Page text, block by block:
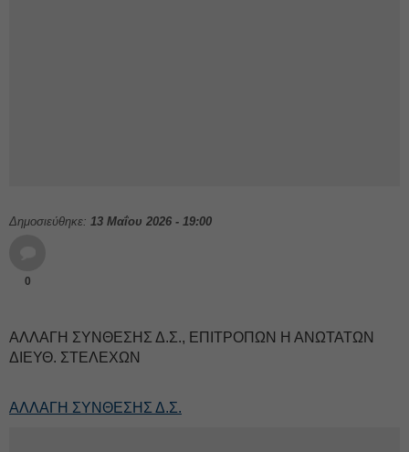
Δημοσιεύθηκε: 13 Μαΐου 2026 - 19:00
0
ΑΛΛΑΓΗ ΣΥΝΘΕΣΗΣ Δ.Σ., ΕΠΙΤΡΟΠΩΝ Η ΑΝΩΤΑΤΩΝ
ΔΙΕΥΘ. ΣΤΕΛΕΧΩΝ
ΑΛΛΑΓΗ ΣΥΝΘΕΣΗΣ Δ.Σ.